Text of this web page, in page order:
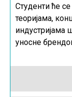
Студенти ће
теоријама,
индустријама
уносне